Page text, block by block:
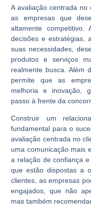
A avaliação centrada
as empresas que
altamente
decisões e estratégias,
suas necessidades,
produtos e serviços
realmente busca. Além
permite que as
melhoria e inovação,
passo à frente da
Construir um
fundamental para o
avaliação centrada no
uma comunicação mais
a relação de confiança
que estão dispostas a
clientes, as empresas
engajados, que não
mas também